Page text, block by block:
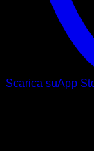
Scarica suApp